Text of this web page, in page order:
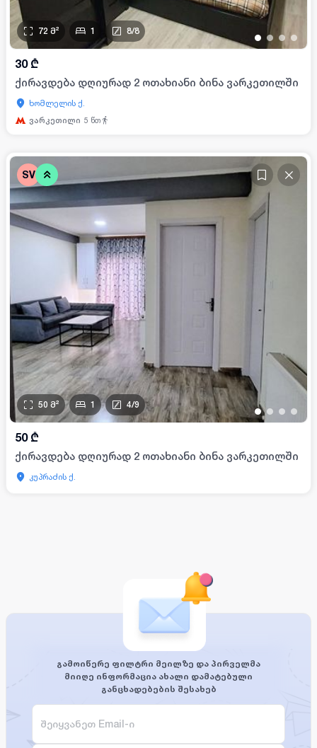
• • • •
72 მ² 1 8/8
30 ₾
ქირავდება დღიურად 2 ოთახიანი ბინა ვარკეთილში
ხომლელის ქ.
ვარკეთილი 5 წთ
SV
• • • •
50 მ² 1 4/9
50 ₾
ქირავდება დღიურად 2 ოთახიანი ბინა ვარკეთილში
კუპრაძის ქ.
გამოიწერე ფილტრი მეილზე და პირველმა
მიიღე ინფორმაცია ახალი დამატებული
განცხადებების შესახებ